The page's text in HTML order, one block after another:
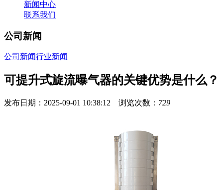
新闻中心
联系我们
公司新闻
公司新闻行业新闻
可提升式旋流曝气器的关键优势是什么？
发布日期：2025-09-01 10:38:12 浏览次数： 729